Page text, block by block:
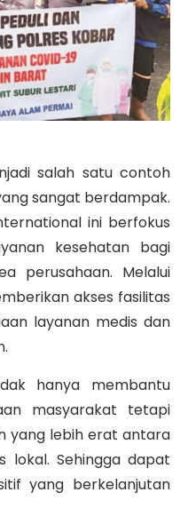
salah satu contoh
sangat berdampak.
ini berfokus
kesehatan bagi
perusahaan. Melalui
akses fasilitas
layanan medis dan
hanya membantu
masyarakat tetapi
yang lebih erat antara
lokal. Sehingga dapat
yang berkelanjutan